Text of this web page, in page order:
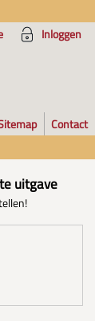
Inloggen
Contact
uitgave